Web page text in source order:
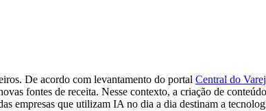
De acordo com levantamento do portal Central do
fontes de receita. Nesse contexto, a criação de
empresas que utilizam IA no dia a dia destinam a